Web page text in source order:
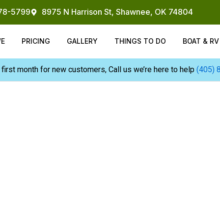
5799 8975 N Harrison St, Shawnee, OK 74804
PRICING GALLERY THINGS TO DO BOAT &
month for new customers, Call us we’re here to help (405)